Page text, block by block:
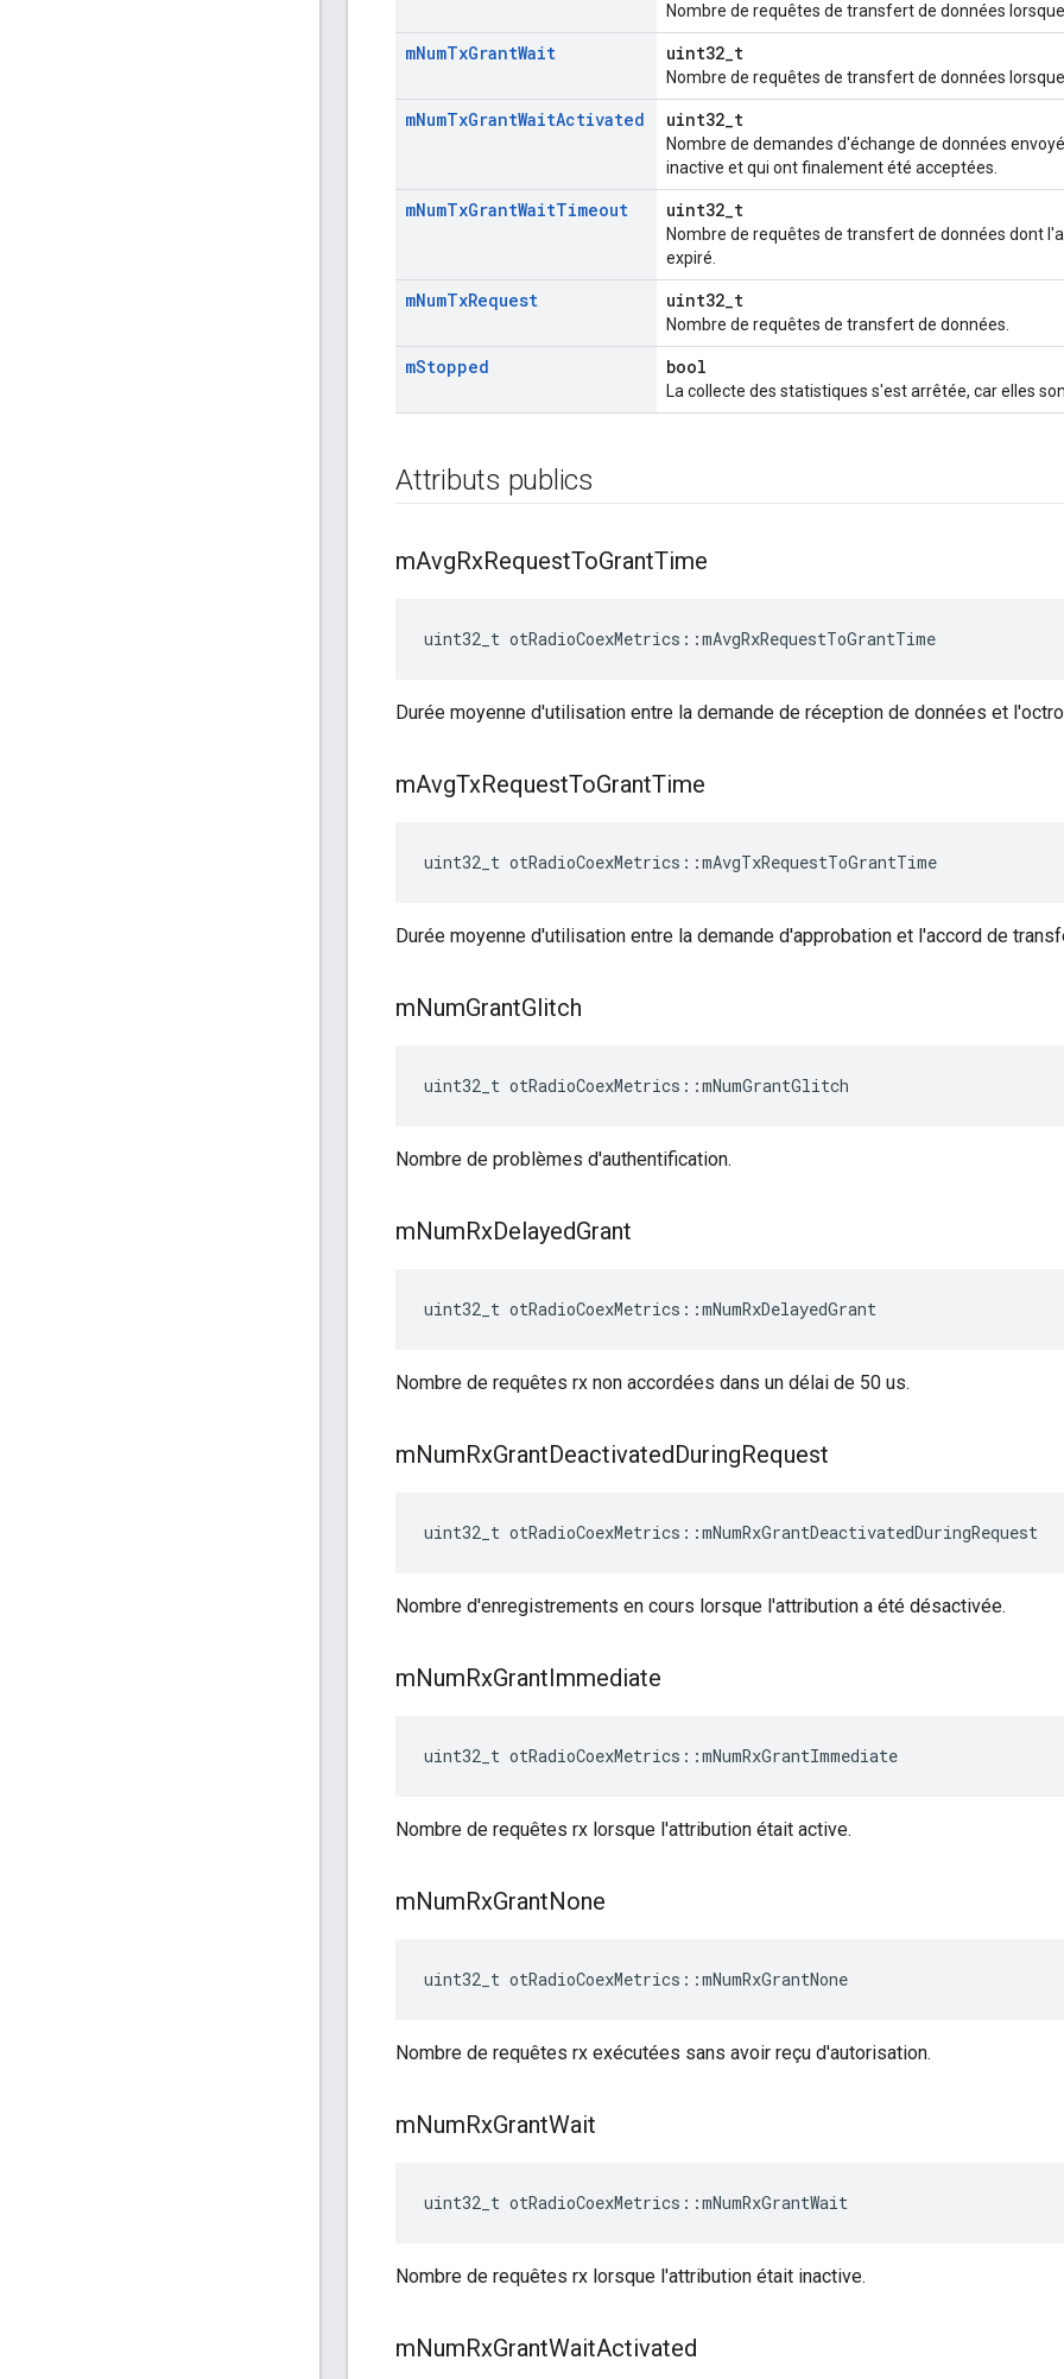
Nombre de requêtes de transfert de données
mNumTxGrantWait uint32_t
Nombre de requêtes de transfert de données
mNumTxGrantWaitActivated uint32_t
Nombre de demandes d'échange de données
inactive et qui ont finalement été acceptées.
mNumTxGrantWaitTimeout uint32_t
Nombre de requêtes de transfert de données dont
expiré.
mNumTxRequest uint32_t
Nombre de requêtes de transfert de données.
mStopped bool
La collecte des statistiques s'est arrêtée, car elles
Attributs publics
mAvgRxRequestToGrantTime
uint32_t otRadioCoexMetrics ::mAvgRxRequestToGrantTime
Durée moyenne d'utilisation entre la demande de réception de données et
mAvgTxRequestToGrantTime
uint32_t otRadioCoexMetrics ::mAvgTxRequestToGrantTime
Durée moyenne d'utilisation entre la demande d'approbation et l'accord de
mNumGrantGlitch
uint32_t otRadioCoexMetrics ::mNumGrantGlitch
Nombre de problèmes d'authentification.
mNumRxDelayedGrant
uint32_t otRadioCoexMetrics ::mNumRxDelayedGrant
Nombre de requêtes rx non accordées dans un délai de 50 us.
mNumRxGrantDeactivatedDuringRequest
uint32_t otRadioCoexMetrics ::mNumRxGrantDeactivatedDuringRequest
Nombre d'enregistrements en cours lorsque l'attribution a été désactivée.
mNumRxGrantImmediate
uint32_t otRadioCoexMetrics ::mNumRxGrantImmediate
Nombre de requêtes rx lorsque l'attribution était active.
mNumRxGrantNone
uint32_t otRadioCoexMetrics ::mNumRxGrantNone
Nombre de requêtes rx exécutées sans avoir reçu d'autorisation.
mNumRxGrantWait
uint32_t otRadioCoexMetrics ::mNumRxGrantWait
Nombre de requêtes rx lorsque l'attribution était inactive.
mNumRxGrantWaitActivated